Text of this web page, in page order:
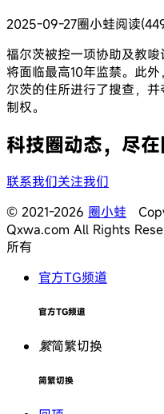
2025-09-27圈小蛙阅读
福尔茨被控一项协助及教
将面临最高10年监禁。此
尔茨的住所进行了搜查，
制权。
科技圈动态，尽
联系我们关注我们
© 2021-2026 圈小蛙
Qxwa.com All Rights
所有
官方TG频道
官方TG频道
繁简繁切换
简繁切换